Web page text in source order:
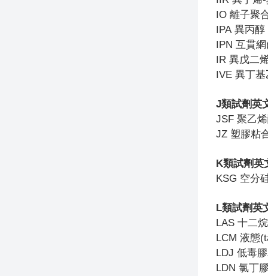
IO 離子聚
IPA 異丙醇
IPN 互貫
IR 異戊二
IVE 異丁
J類試劑英
JSF 聚乙
JZ 塑膠粘
K類試劑英
KSG 空分
L類試劑英
LAS 十二
LCM 液態
LDJ 低毒
LDN 氯丁